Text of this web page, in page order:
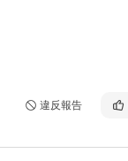
違反報告